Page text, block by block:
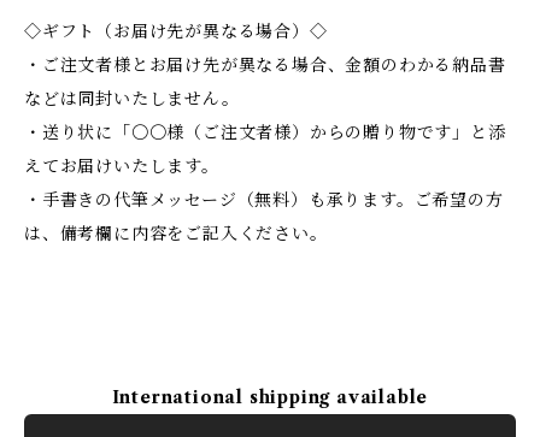
◇ギフト（お届け先が異なる場合）◇
・ご注文者様とお届け先が異なる場合、金額のわかる納品書
などは同封いたしません。
・送り状に「〇〇様（ご注文者様）からの贈り物です」と添
えてお届けいたします。
・手書きの代筆メッセージ（無料）も承ります。ご希望の方
は、備考欄に内容をご記入ください。
International shipping available